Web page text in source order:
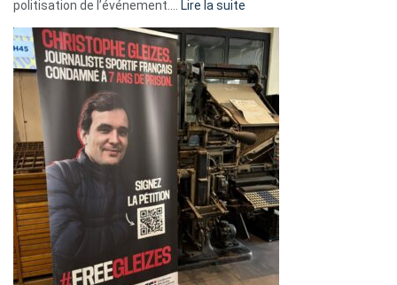
politisation de l’événement.… Lire la suite
Eurovision
2026
:
Pays-
Bas,
Espagne,
Irlande
et
Slovénie
rejettent
la
présence
d’Israël